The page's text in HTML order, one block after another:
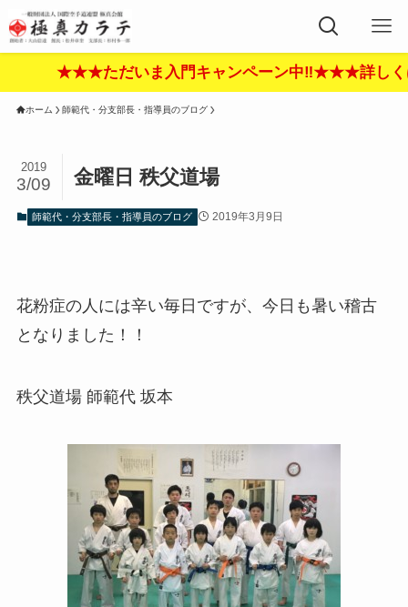
ただいま入門キャンペーン中‼︎★★★詳しくはここ
ホーム 師範代・分支部長・指導員のブログ
金曜日 秩父道場
2019
3/09
師範代・分支部長・指導員のブログ 2019年3月9日
花粉症の人には辛い毎日ですが、今日も暑い稽古
となりました！！
秩父道場 師範代 坂本